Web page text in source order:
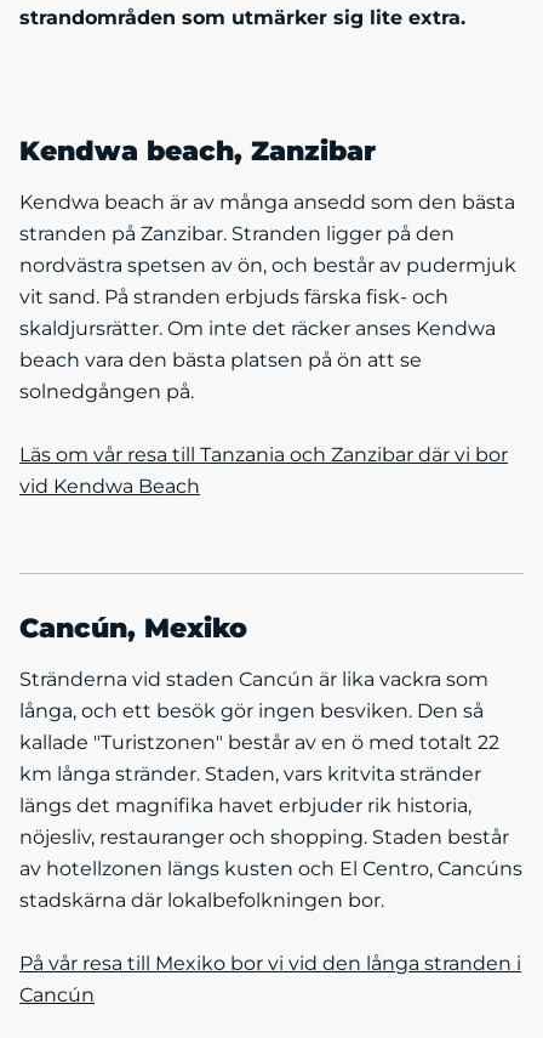
strandområden som utmärker sig lite extra.
Kendwa beach, Zanzibar
Kendwa beach är av många ansedd som den bästa
stranden på Zanzibar. Stranden ligger på den
nordvästra spetsen av ön, och består av pudermjuk
vit sand. På stranden erbjuds färska fisk- och
skaldjursrätter. Om inte det räcker anses Kendwa
beach vara den bästa platsen på ön att se
solnedgången på.
Läs om vår resa till Tanzania och Zanzibar där vi bor
vid Kendwa Beach
Cancún, Mexiko
Stränderna vid staden Cancún är lika vackra som
långa, och ett besök gör ingen besviken. Den så
kallade "Turistzonen" består av en ö med totalt 22
km långa stränder. Staden, vars kritvita stränder
längs det magnifika havet erbjuder rik historia,
nöjesliv, restauranger och shopping. Staden består
av hotellzonen längs kusten och El Centro, Cancúns
stadskärna där lokalbefolkningen bor.
På vår resa till Mexiko bor vi vid den långa stranden i
Cancún